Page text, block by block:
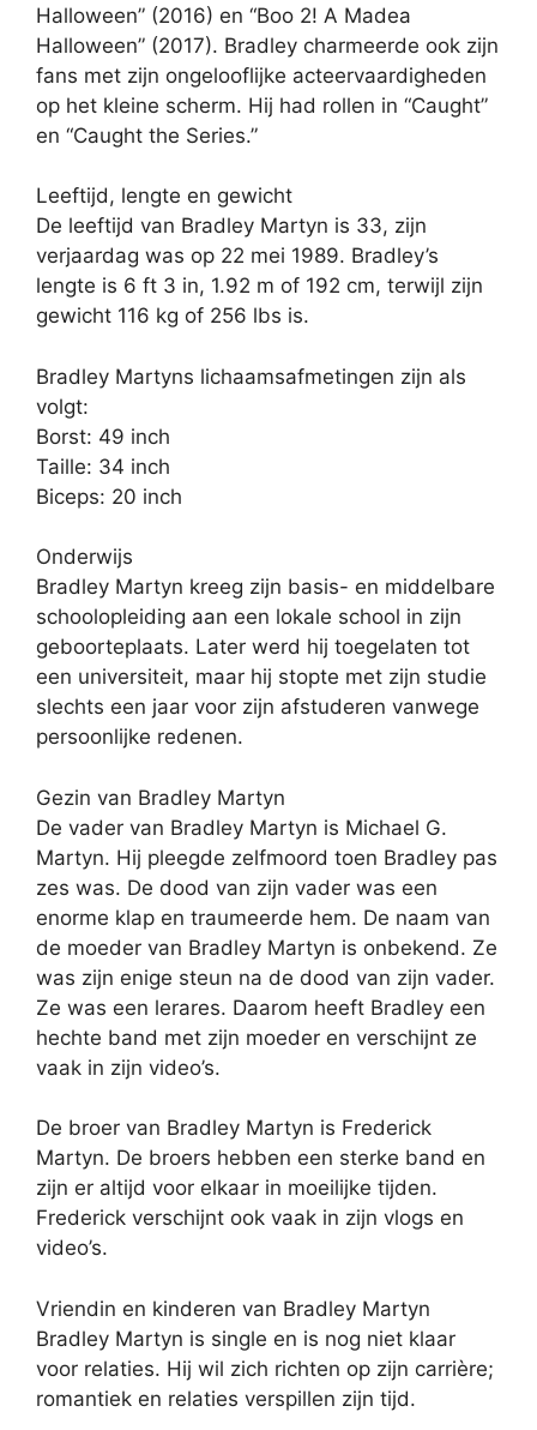
Halloween” (2016) en “Boo 2! A Madea
Halloween” (2017). Bradley charmeerde ook zijn
fans met zijn ongelooflijke acteervaardigheden
op het kleine scherm. Hij had rollen in “Caught”
en “Caught the Series.”
Leeftijd, lengte en gewicht
De leeftijd van Bradley Martyn is 33, zijn
verjaardag was op 22 mei 1989. Bradley’s
lengte is 6 ft 3 in, 1.92 m of 192 cm, terwijl zijn
gewicht 116 kg of 256 lbs is.
Bradley Martyns lichaamsafmetingen zijn als
volgt:
Borst: 49 inch
Taille: 34 inch
Biceps: 20 inch
Onderwijs
Bradley Martyn kreeg zijn basis- en middelbare
schoolopleiding aan een lokale school in zijn
geboorteplaats. Later werd hij toegelaten tot
een universiteit, maar hij stopte met zijn studie
slechts een jaar voor zijn afstuderen vanwege
persoonlijke redenen.
Gezin van Bradley Martyn
De vader van Bradley Martyn is Michael G.
Martyn. Hij pleegde zelfmoord toen Bradley pas
zes was. De dood van zijn vader was een
enorme klap en traumeerde hem. De naam van
de moeder van Bradley Martyn is onbekend. Ze
was zijn enige steun na de dood van zijn vader.
Ze was een lerares. Daarom heeft Bradley een
hechte band met zijn moeder en verschijnt ze
vaak in zijn video’s.
De broer van Bradley Martyn is Frederick
Martyn. De broers hebben een sterke band en
zijn er altijd voor elkaar in moeilijke tijden.
Frederick verschijnt ook vaak in zijn vlogs en
video’s.
Vriendin en kinderen van Bradley Martyn
Bradley Martyn is single en is nog niet klaar
voor relaties. Hij wil zich richten op zijn carrière;
romantiek en relaties verspillen zijn tijd.